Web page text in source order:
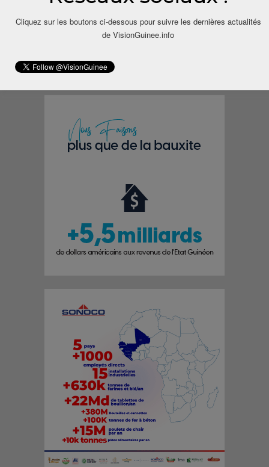
Appel à l’élite guinéenne
sauvez la République !
Cliquez sur les boutons ci-dessous pour suivre les dernières actualités
de VisionGuinee.info